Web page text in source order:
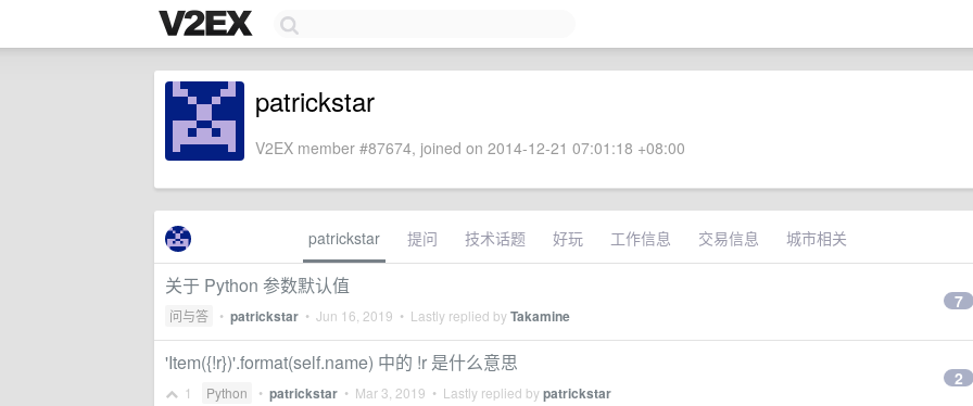
patrickstar
V2EX member #87674, joined on 2014-12-21 07:01:18 +08:00
patrickstar 提问 技术话题 好玩 工作信息 交易信息 城市相关
关于 Python 参数默认值
问与答 • patrickstar • Jun 16, 2019 • Lastly replied byTakamine
7
'Item({!r})'.format(self.name) 中的 !r 是什么意思
1 Python • patrickstar • Mar 3, 2019 • Lastly replied bypatrickstar
2